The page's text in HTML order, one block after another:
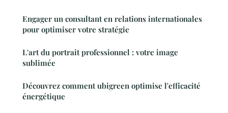
Engager un consultant en relations internationales
pour optimiser votre stratégie
L'art du portrait professionnel : votre image
sublimée
Découvrez comment ubigreen optimise l'efficacité
énergétique